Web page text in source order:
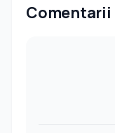
Comentarii